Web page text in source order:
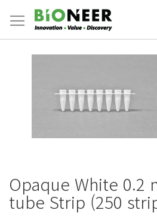
to
Content
Opaque White 0.2
tube Strip (250